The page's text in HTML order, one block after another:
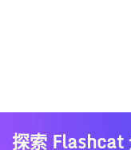
探索 Flashcat